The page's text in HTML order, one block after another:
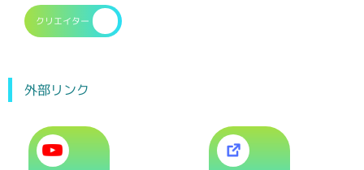
クリエイター
外部リンク